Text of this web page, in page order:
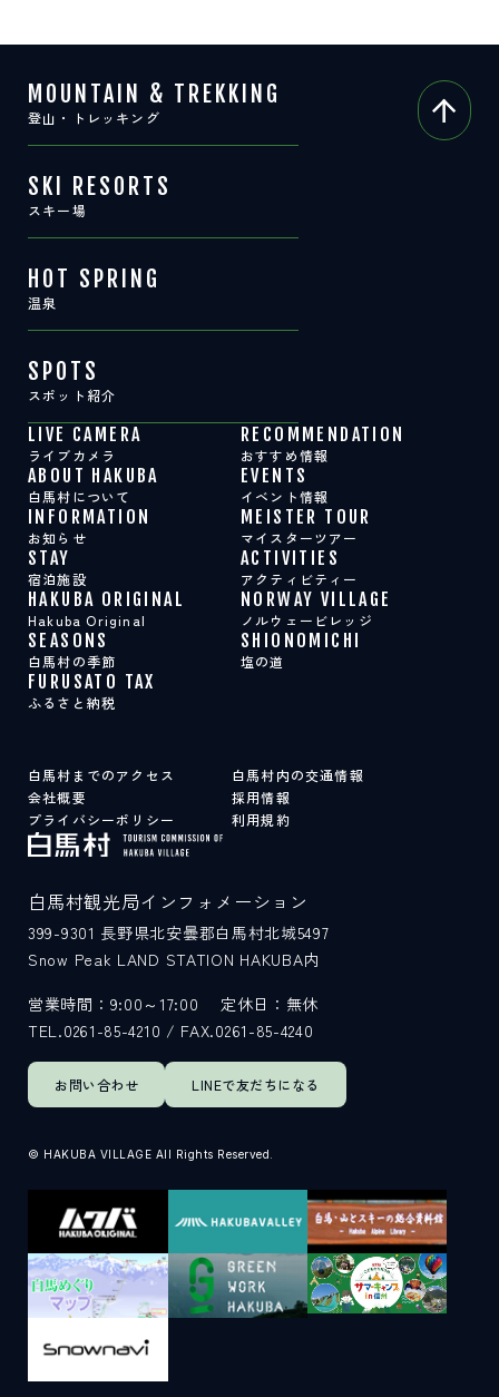
MOUNTAIN & TREKKING
登山・トレッキング
SKI RESORTS
スキー場
HOT SPRING
温泉
SPOTS
スポット紹介
LIVE CAMERA
ライブカメラ
RECOMMENDATION
おすすめ情報
ABOUT HAKUBA
白馬村について
EVENTS
イベント情報
INFORMATION
お知らせ
MEISTER TOUR
マイスターツアー
STAY
宿泊施設
ACTIVITIES
アクティビティー
HAKUBA ORIGINAL
Hakuba Original
NORWAY VILLAGE
ノルウェービレッジ
SEASONS
白馬村の季節
SHIONOMICHI
塩の道
FURUSATO TAX
ふるさと納税
白馬村までのアクセス
白馬村内の交通情報
会社概要
採用情報
プライバシーポリシー
利用規約
お問い合わせ LINEで友だちになる
白馬村観光局インフォメーション
399-9301 長野県北安曇郡白馬村北城5497
Snow Peak LAND STATION HAKUBA内
営業時間：9:00～17:00
定休日：無休
TEL.0261-85-4210 / FAX.0261-85-4240
© HAKUBA VILLAGE All Rights Reserved.